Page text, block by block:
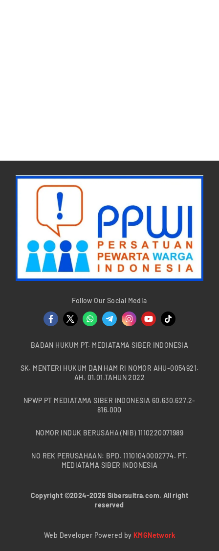
Follow Our Social Media
BADAN HUKUM PT. MEDIATAMA SIBER INDONESIA
SK. MENTERI HUKUM DAN HAM RI NOMOR AHU-0054921.
AH. 01.01.TAHUN 2022
NPWP PT MEDIATAMA SIBER INDONESIA 60.630.627.2-
816.000
NOMOR INDUK BERUSAHA (NIB) 1110220071989
NO REK PERUSAHAAN: BPD. 11101040002774. PT.
MEDIATAMA SIBER INDONESIA
Copyright ©2024-2026 Sibersultra.com. All right
reserved
Web Developer Powered by KMGNetwork